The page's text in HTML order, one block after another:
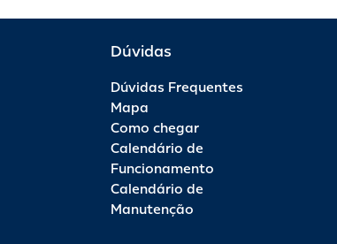
Dúvidas
Dúvidas Frequentes
Mapa
Como chegar
Calendário de
Funcionamento
Calendário de
Manutenção